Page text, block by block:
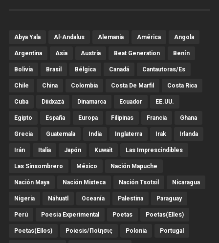
Abya Yala Al-Andalus Alemania América Angola
Argentina Asia Austria Beat Generation Benín
Bolivia Brasil Bélgica Canadá Cantautoras/es
Chile China Colombia Costa De Marfil Costa Rica
Cuba Diidxazá Dinamarca Ecuador EE.UU.
Egipto España Europa Filipinas Francia Ghana
Grecia Guatemala India Inglaterra Irak Irlanda
Irán Italia Japón Kuwait Las Imprescindibles
Las Sinsombrero México Nación Mapuche
Nación Maya Nación Mixteca Nación Tsotsil Nicaragua
Nigeria Náhuatl Oceanía Palestina Paraguay
Perú Poesía Experimental Poetas Poetas(Elles)
Poetas(Ellos) Poiesis/ποίησις Polonia Portugal